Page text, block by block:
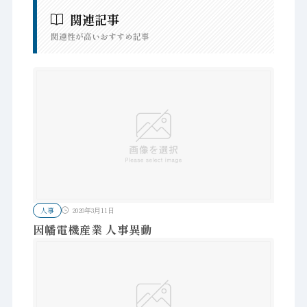
関連記事
関連性が高いおすすめ記事
人事 2020年3月11日
因幡電機産業 人事異動